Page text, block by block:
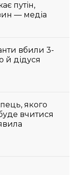
путін,
— медіа
вбили 3-
й дідуся
якого
вчитися